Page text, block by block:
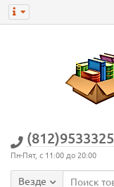
(812)9533325
Пн-Пят, с 11:00 до 20:00
Везде